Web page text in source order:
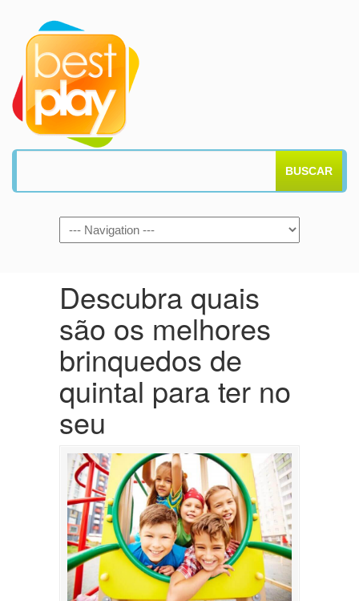
BUSCAR
Descubra quais
são os melhores
brinquedos de
quintal para ter no
seu